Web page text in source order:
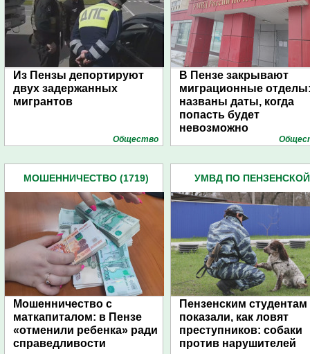
Из Пензы депортируют
двух задержанных
мигрантов
Общество
В Пензе закрывают
миграционные
названы даты, когда
попасть будет
невозможно
МОШЕННИЧЕСТВО (1719)
Мошенничество с
маткапиталом: в Пензе
«отменили ребенка» ради
справедливости
УМВД ПО ПЕНЗЕНСКОЙ
Пензенским студентам
показали, как ловят
преступников: собаки
против нарушителей